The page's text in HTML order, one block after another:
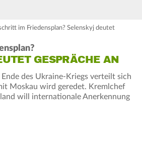
im Friedensplan? Selenskyj deutet
GESPRÄCHE AN
des Ukraine-Kriegs verteilt sich
Moskau wird geredet. Kremlchef
will internationale Anerkennung